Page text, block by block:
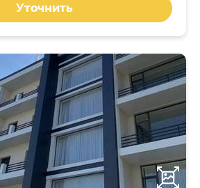
Уточнить